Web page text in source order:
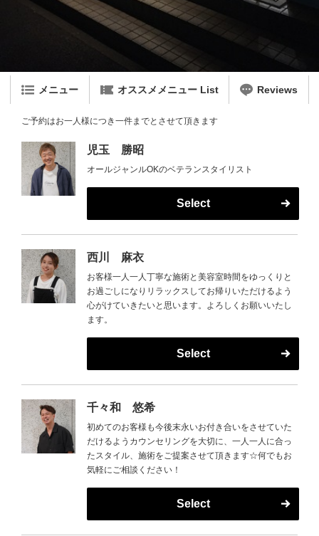
メニュー オススメメニュー List Reviews
ご予約はお一人様につき一件までとさせて頂きます
児玉 勝昭
オールジャンルOKのベテランスタイリスト
Select
西川 麻衣
お客様一人一人丁寧な施術と美容室時間をゆっくりと
お過ごしになりリラックスしてお帰りいただけるよう
心がけていきたいと思います。よろしくお願いいたし
ます。
Select
千々和 悠希
初めてのお客様も今後末永いお付き合いをさせていた
だけるようカウンセリングを大切に、一人一人に合っ
たスタイル、施術をご提案させて頂きます☆何でもお
気軽にご相談ください！
Select